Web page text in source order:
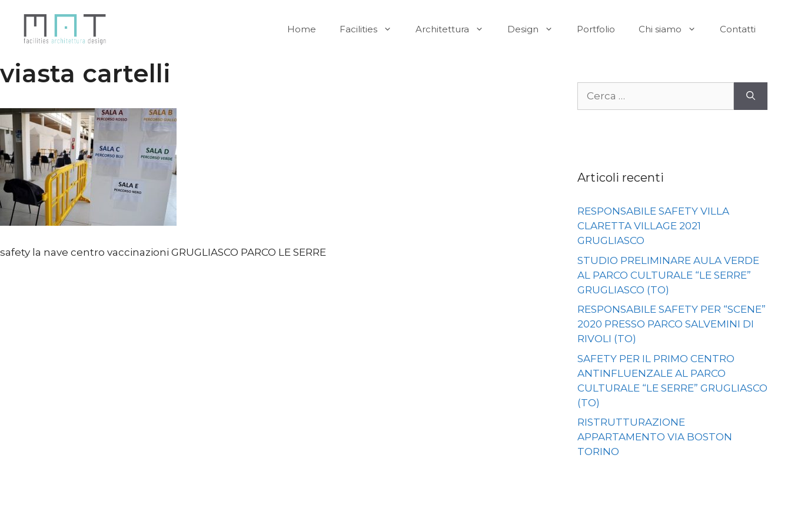
contenuto
Home Facilities Architettura Design Portfolio Chi siamo Contatti
viasta cartelli
safety la nave centro vaccinazioni GRUGLIASCO PARCO LE SERRE
Articoli recenti
RESPONSABILE SAFETY VILLA
CLARETTA VILLAGE 2021
GRUGLIASCO
STUDIO PRELIMINARE AULA VERDE
AL PARCO CULTURALE “LE SERRE”
GRUGLIASCO (TO)
RESPONSABILE SAFETY PER “SCENE”
2020 PRESSO PARCO SALVEMINI DI
RIVOLI (TO)
SAFETY PER IL PRIMO CENTRO
ANTINFLUENZALE AL PARCO
CULTURALE “LE SERRE” GRUGLIASCO
(TO)
RISTRUTTURAZIONE
APPARTAMENTO VIA BOSTON
TORINO